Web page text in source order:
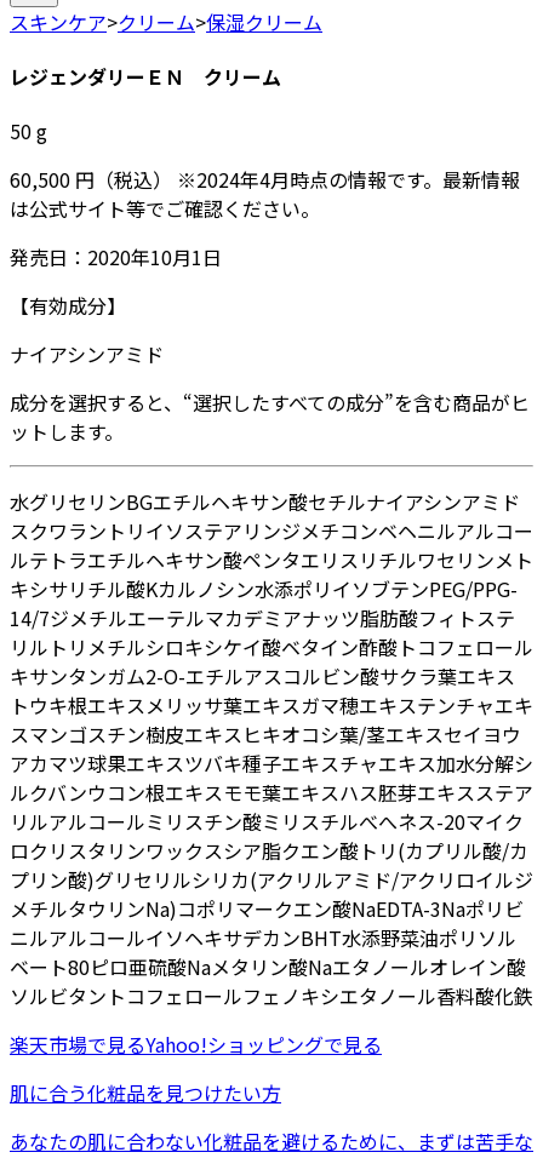
スキンケア>クリーム>保湿クリーム
レジェンダリーＥＮ クリーム
50g
60,500 円 （税込） ※2024年4月時点の情報です。最新情報
は公式サイト等でご確認ください。
発売日： 2020年10月1日
【有効成分】
ナイアシンアミド
成分を選択すると、“選択したすべての成分”を含む商品がヒ
ットします。
水グリセリンBGエチルヘキサン酸セチルナイアシンアミド
スクワラン トリイソステアリンジメチコンベヘニルアルコー
ルテトラエチルヘキサン酸ペンタエリスリチルワセリンメト
キシサリチル酸Kカルノシン水添ポリイソブテンPEG/PPG-
14/7ジメチルエーテルマカデミアナッツ脂肪酸フィトステ
リル トリメチルシロキシケイ酸ベタイン酢酸トコフェロール
キサンタンガム2-O-エチルアスコルビン酸サクラ葉エキス
トウキ根エキスメリッサ葉エキスガマ穂エキステンチャエキ
スマンゴスチン樹皮エキスヒキオコシ葉/茎エキスセイヨウ
アカマツ球果エキスツバキ種子エキスチャエキス加水分解シ
ルクバンウコン根エキスモモ葉エキスハス胚芽エキスステア
リルアルコールミリスチン酸ミリスチルべへネス-20マイク
ロクリスタリンワックスシア脂クエン酸 トリ(カプリル酸/カ
プリン酸)グリセリルシリカ(アクリルアミド/アクリロイルジ
メチルタウリンNa)コポリマークエン酸NaEDTA-3Naポリビ
ニルアルコールイソヘキサデカンBHT水添野菜油ポリソル
ベート80ピロ亜硫酸Naメタリン酸Naエタノールオレイン酸
ソルビタン トコフェロールフェノキシエタノール香料酸化鉄
楽天市場で見るYahoo!ショッピングで見る
肌に合う化粧品を見つけたい方
あなたの肌に合わない化粧品を避けるために、まずは苦手な